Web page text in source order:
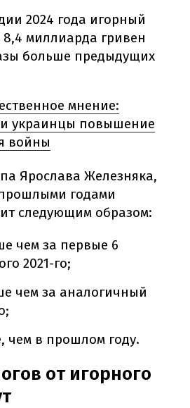
2024 года игорный
8,4 миллиарда гривен
больше предыдущих
мнение:
украинцы повышение
войны
Ярослава Железняка,
годами
следующим образом:
чем за первые 6
2021-го;
чем за аналогичный
чем в прошлом году.
от игорного